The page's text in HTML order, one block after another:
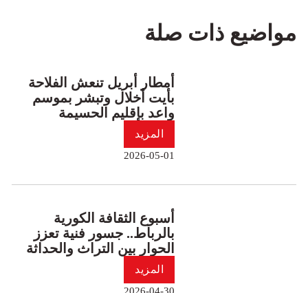
مواضيع ذات صلة
أمطار أبريل تنعش الفلاحة
بأيت أخلال وتبشر بموسم
واعد بإقليم الحسيمة
المزيد
2026-05-01
أسبوع الثقافة الكورية
بالرباط.. جسور فنية تعزز
الحوار بين التراث والحداثة
المزيد